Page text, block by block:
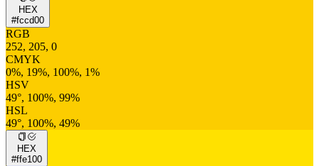
HEX
#fccd00
RGB
252, 205, 0
CMYK
0%, 19%, 100%, 1%
HSV
49°, 100%, 99%
HSL
49°, 100%, 49%
HEX
#ffe100